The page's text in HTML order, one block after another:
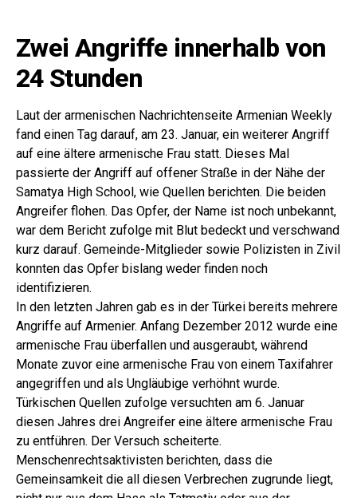
Zwei Angriffe innerhalb von
24 Stunden
Laut der armenischen Nachrichtenseite Armenian Weekly
fand einen Tag darauf, am 23. Januar, ein weiterer Angriff
auf eine ältere armenische Frau statt. Dieses Mal
passierte der Angriff auf offener Straße in der Nähe der
Samatya High School, wie Quellen berichten. Die beiden
Angreifer flohen. Das Opfer, der Name ist noch unbekannt,
war dem Bericht zufolge mit Blut bedeckt und verschwand
kurz darauf. Gemeinde-Mitglieder sowie Polizisten in Zivil
konnten das Opfer bislang weder finden noch
identifizieren.
In den letzten Jahren gab es in der Türkei bereits mehrere
Angriffe auf Armenier. Anfang Dezember 2012 wurde eine
armenische Frau überfallen und ausgeraubt, während
Monate zuvor eine armenische Frau von einem Taxifahrer
angegriffen und als Ungläubige verhöhnt wurde.
Türkischen Quellen zufolge versuchten am 6. Januar
diesen Jahres drei Angreifer eine ältere armenische Frau
zu entführen. Der Versuch scheiterte.
Menschenrechtsaktivisten berichten, dass die
Gemeinsamkeit die all diesen Verbrechen zugrunde liegt,